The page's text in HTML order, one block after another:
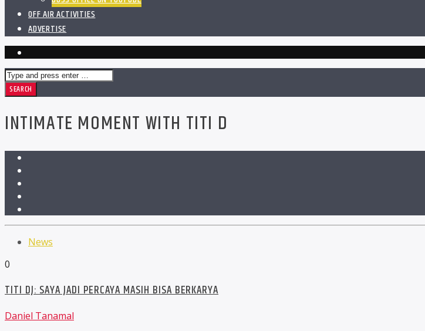
OFF AIR ACTIVITIES
ADVERTISE
INTIMATE MOMENT WITH TITI D
News
0
TITI DJ: SAYA JADI PERCAYA MASIH BISA BERKARYA
Daniel Tanamal